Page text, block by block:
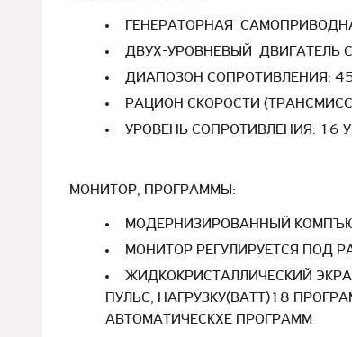
ГЕНЕРАТОРНАЯ
ДВУХ-УРОВНЕВЫЙ ДВИГАТЕЛЬ С
ДИАПОЗОН СОПРОТИВЛЕНИЯ:
РАЦИОН СКОРОСТИ
УРОВЕНЬ СОПРОТИВЛЕНИЯ: 16
МОНИТОР, ПРОГРАММЫ:
МОДЕРНИЗИРОВАННЫЙ
МОНИТОР РЕГУЛИРУЕТСЯ ПОД
ЖИДКОКРИСТАЛЛИЧЕСКИЙ
ПУЛЬС, НАГРУЗКУ(ВАТТ)18
АВТОМАТИЧЕСКХЕ ПРОГРАММ